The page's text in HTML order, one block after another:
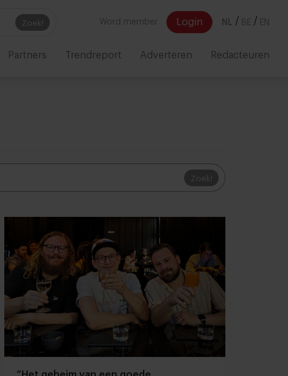
Zoek! Word member Login NL / BE / EN
Partners Trendreport Adverteren Redacteuren
Zoek!